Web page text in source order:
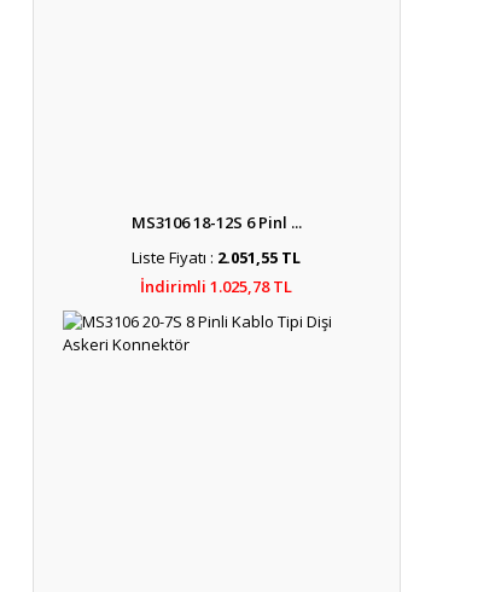
MS3106 18-12S 6 Pinl ...
Liste Fiyatı : 2.051,55 TL
İndirimli 1.025,78 TL